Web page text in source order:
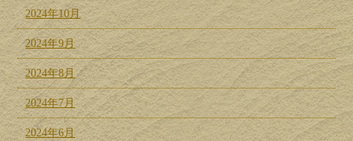
2024年10月
2024年9月
2024年8月
2024年7月
2024年6月